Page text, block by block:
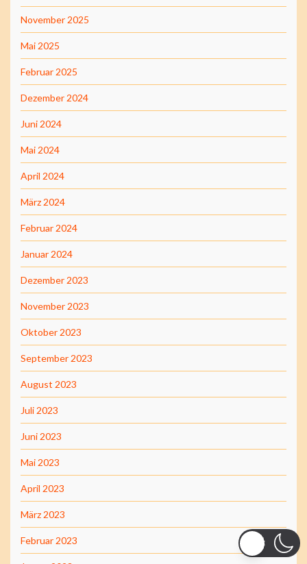
November 2025
Mai 2025
Februar 2025
Dezember 2024
Juni 2024
Mai 2024
April 2024
März 2024
Februar 2024
Januar 2024
Dezember 2023
November 2023
Oktober 2023
September 2023
August 2023
Juli 2023
Juni 2023
Mai 2023
April 2023
März 2023
Februar 2023